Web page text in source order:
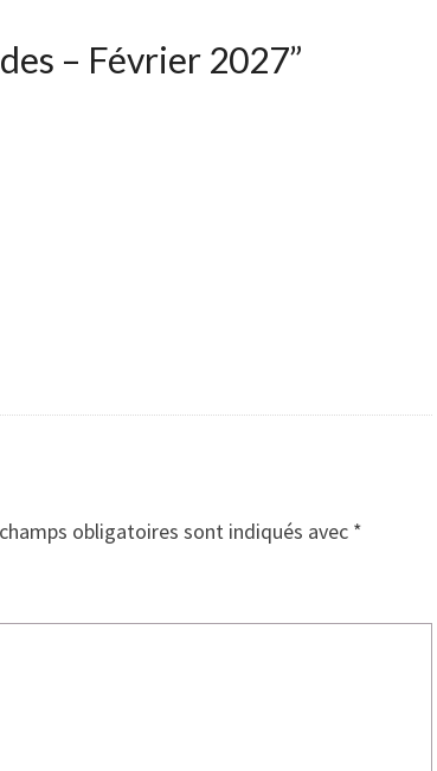
– Février 2027”
obligatoires sont indiqués avec *